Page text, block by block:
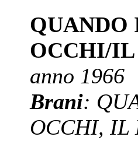
QUANDO
OCCHI/IL
anno 1966
Brani:
OCCHI, IL